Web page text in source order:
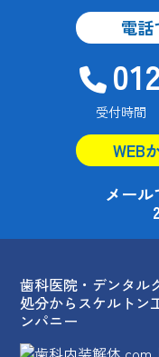
電話
受付時間
WEB
メー
歯科医院・デンタル
処分からスケルトン
ンパニー